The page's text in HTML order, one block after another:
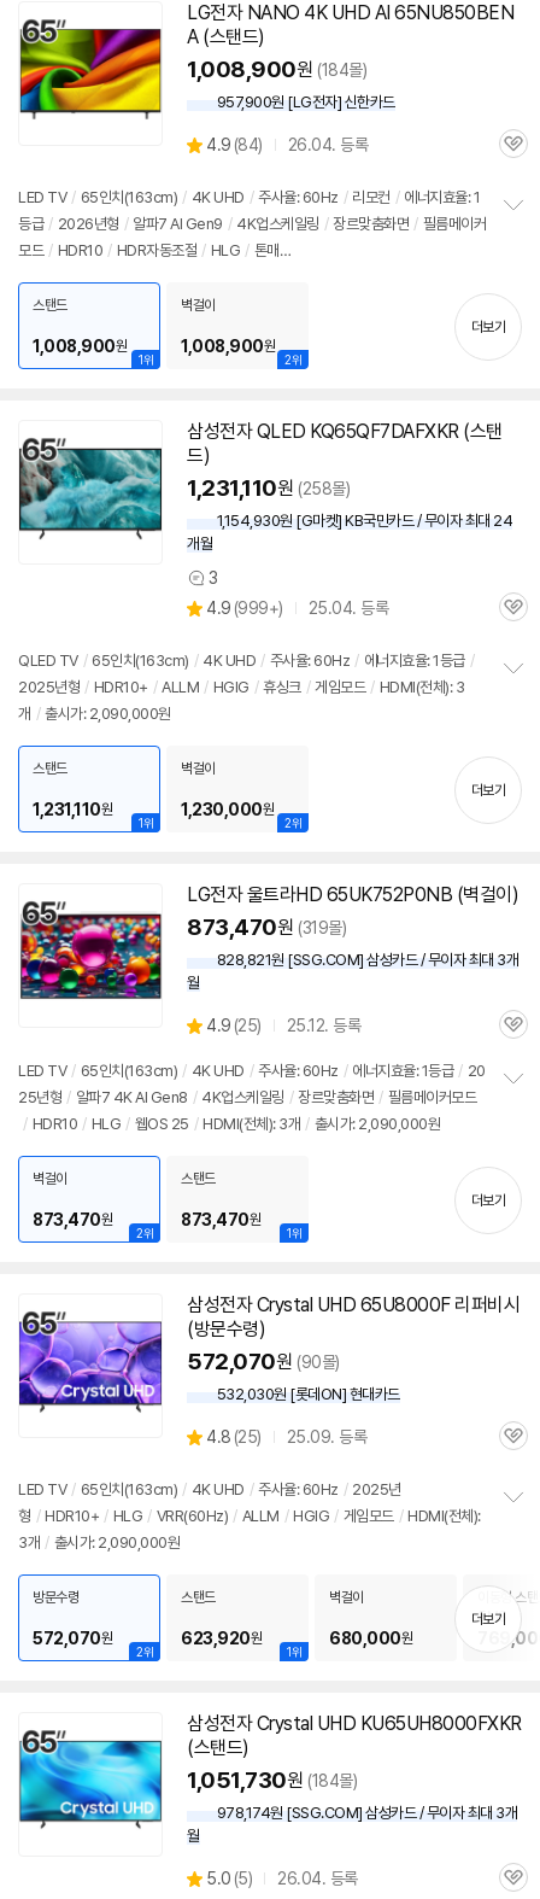
LG전자 NANO 4K UHD AI 65NU850BEN
A (스탠드)
1,008,900원 (184몰)
957,900원 [LG전자] 신한카드
별
4.9 (상
리
뷰
84) 26.04. 등록
관
LED TV / 65인치(163cm) / 4K UHD / 주사율: 60Hz / 리모컨 / 에너지효율: 1
등급 / 2026년형 / 알파7 AI Gen9 / 4K업스케일링 / 장르맞춤화면 / 필름메이커
모드 / HDR10 / HDR자동조절 / HLG / 톤매
출시가: 2,090,000원
기
1위
스탠드
1,008,900원
2위
벽걸이
1,008,900원
더보기
삼성전자 QLED KQ65QF7DAFXKR (스탠
드)
1,231,110원 (258몰)
1,154,930원 [G마켓] KB국민카드 / 무이자 최대 24
개월
상
품
견
3
별
4.9 (상
리
뷰
999+) 25.04. 등록
관
QLED TV / 65인치(163cm) / 4K UHD / 주사율: 60Hz / 에너지효율: 1등급 /
2025년형 / HDR10+ / ALLM / HGIG / 휴싱크 / 게임모드 / HDMI(전체): 3
개 / 출시가: 2,090,000원
기
1위
스탠드
1,231,110원
2위
벽걸이
1,230,000원
더보기
LG전자 울트라HD 65UK752P0NB (벽걸이)
873,470원 (319몰)
828,821원 [SSG.COM] 삼성카드 / 무이자 최대 3개
월
별
점
4.9 (상
리
뷰
25) 25.12. 등록
관
LED TV / 65인치(163cm) / 4K UHD / 주사율: 60Hz / 에너지효율: 1등급 / 20
25년형 / 알파7 4K AI Gen8 / 4K업스케일링 / 장르맞춤화면 / 필름메이커모드
/ HDR10 / HLG / 웹OS 25 / HDMI(전체): 3개 / 출시가: 2,090,000원
기
2위
벽걸이
873,470원
1위
스탠드
873,470원
더보기
삼성전자 Crystal UHD 65U8000F 리퍼비시
(방문수령)
572,070원 (90몰)
532,030원 [롯데ON] 현대카드
별
4.8 (상
리
뷰
25) 25.09. 등록
관
LED TV / 65인치(163cm) / 4K UHD / 주사율: 60Hz / 2025년
형 / HDR10+ / HLG / VRR(60Hz) / ALLM / HGIG / 게임모드 / HDMI(전체):
3개 / 출시가: 2,090,000원
치
기
2위
방문수령
572,070원
1위
스탠드
623,920원
벽걸이
680,000원
이동형 스
5MS
더보기
삼성전자 Crystal UHD KU65UH8000FXKR
(스탠드)
1,051,730원 (184몰)
978,174원 [SSG.COM] 삼성카드 / 무이자 최대 3개
월
별
5.0 (상
5) 26.04. 등록
관